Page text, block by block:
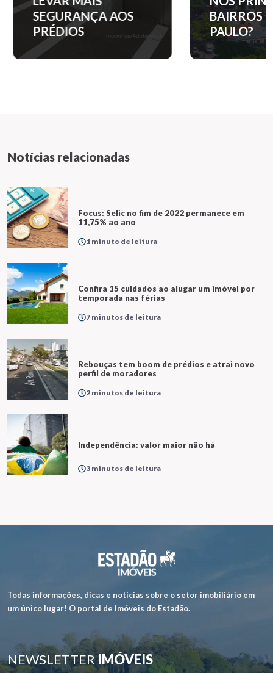
SEGURANÇA AOS
PRÉDIOS
BAIRROS
PAULO?
Notícias relacionadas
Focus: Selic no fim de 2022 permanece em
11,75% ao ano
1 minuto de leitura
Confira 15 cuidados ao alugar um imóvel por
temporada nas férias
7 minutos de leitura
Rebouças tem boom de prédios e atrai novo
perfil de moradores
2 minutos de leitura
Independência: valor maior não há
3 minutos de leitura
Todas informações, dicas e notícias sobre o setor imobiliário em
um único lugar! O portal de Imóveis do Estadão.
NEWSLETTERIMÓVEIS